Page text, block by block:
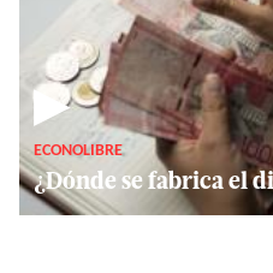
▶
ECONOLIBRE
¿Dónde se fabrica el